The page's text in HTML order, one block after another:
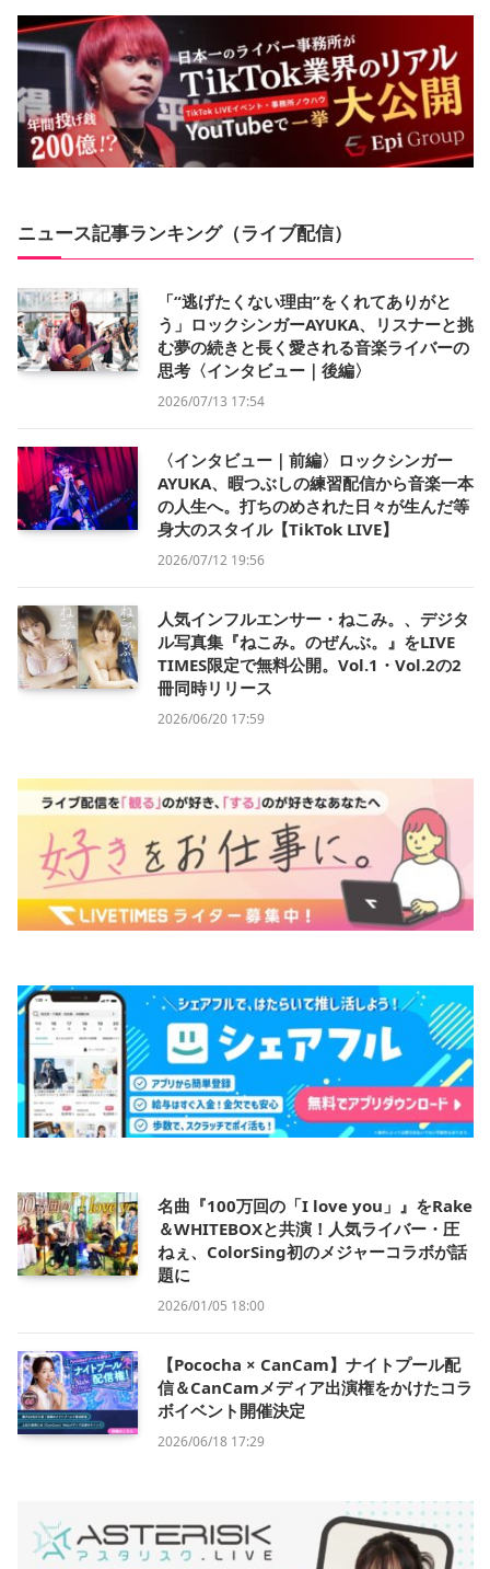
ニュース記事ランキング（ライブ配信）
「“逃げたくない理由”をくれてありがと
う」ロックシンガーAYUKA、リスナーと挑
む夢の続きと長く愛される音楽ライバーの
思考〈インタビュー｜後編〉
2026/07/13 17:54
〈インタビュー｜前編〉ロックシンガー
AYUKA、暇つぶしの練習配信から音楽一本
の人生へ。打ちのめされた日々が生んだ等
身大のスタイル【TikTok LIVE】
2026/07/12 19:56
人気インフルエンサー・ねこみ。、デジタ
ル写真集『ねこみ。のぜんぶ。』をLIVE
TIMES限定で無料公開。Vol.1・Vol.2の2
冊同時リリース
2026/06/20 17:59
名曲『100万回の「I love you」』をRake
＆WHITEBOXと共演！人気ライバー・圧
ねぇ、ColorSing初のメジャーコラボが話
題に
2026/01/05 18:00
【Pococha × CanCam】ナイトプール配
信＆CanCamメディア出演権をかけたコラ
ボイベント開催決定
2026/06/18 17:29